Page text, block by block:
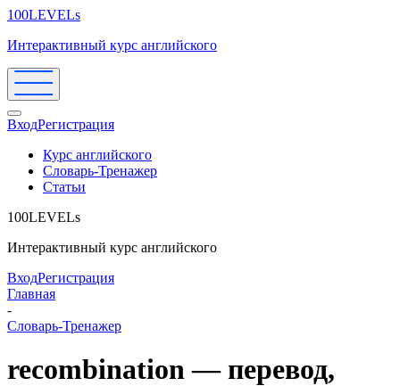
100LEVELs
Интерактивный курс английского
ВходРегистрация
Курс английского
Словарь-Тренажер
Статьи
100LEVELs
Интерактивный курс английского
ВходРегистрация
Главная
-
Словарь-Тренажер
recombination — перевод,